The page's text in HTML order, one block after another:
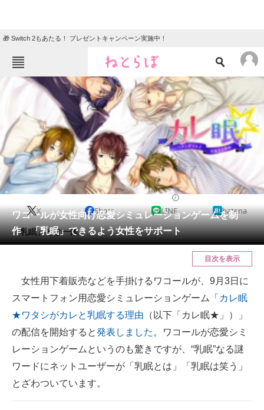
🎁 Switch 2もあたる！ プレゼントキャンペーン実施中！
ねとらぼメニュー
ニュース
エンタメ クイズ
グルメ 地域
住まい 教育・育児
動物 リサーチ
会員記事
メディア
ITの今と未来を見通す
スマホと通信の最新トレンド
進化するPCとデバイスの未来
好きが集まる 比べて選べる
ビジネスと働き方のヒント
ワコールが女性向け恋愛シミュレーションゲームを制
作 「乳眠」できるよう女性をサポート
X Share LINE hatena
「乳眠」とは一体。
目次を表示
女性用下着販売などを手掛けるワコールが、9月3日に
スマートフォン用恋愛シミュレーションゲーム「 カレ眠
★ワタシがカレと乳眠する理由 （以下「カレ眠★」）」
の配信を開始すると発表しました 。ワコールが恋愛シミ
レーションゲームというのも驚きですが、“乳眠”なる謎
ワードにネットユーザーが「乳眠とは」「乳眠は笑う」
とざわついています。